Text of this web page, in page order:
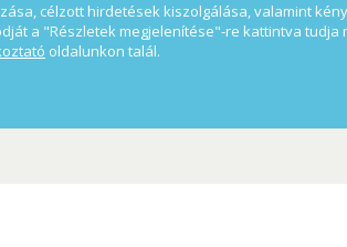
célzott hirdetések kiszolgálása, valamint
a "Részletek megjelenítése"-re kattintva
oldalunkon talál.